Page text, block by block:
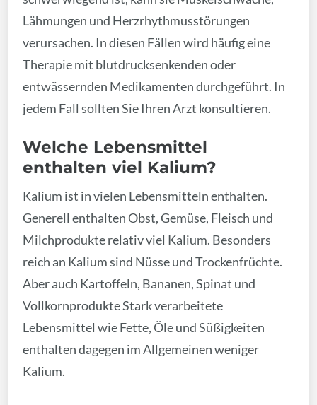
Lähmungen und Herzrhythmusstörungen
verursachen. In diesen Fällen wird häufig eine
Therapie mit blutdrucksenkenden oder
entwässernden Medikamenten durchgeführt. In
jedem Fall sollten Sie Ihren Arzt konsultieren.
Welche Lebensmittel
enthalten viel Kalium?
Kalium ist in vielen Lebensmitteln enthalten.
Generell enthalten Obst, Gemüse, Fleisch und
Milchprodukte relativ viel Kalium. Besonders
reich an Kalium sind Nüsse und Trockenfrüchte.
Aber auch Kartoffeln, Bananen, Spinat und
Vollkornprodukte Stark verarbeitete
Lebensmittel wie Fette, Öle und Süßigkeiten
enthalten dagegen im Allgemeinen weniger
Kalium.